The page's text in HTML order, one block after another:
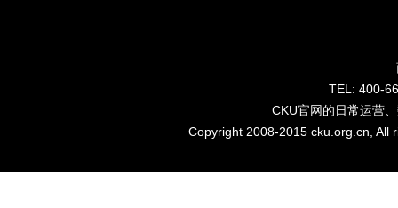
TEL: 400-
CKU官网的日常运营
Copyright 2008-2015 cku.org.cn,